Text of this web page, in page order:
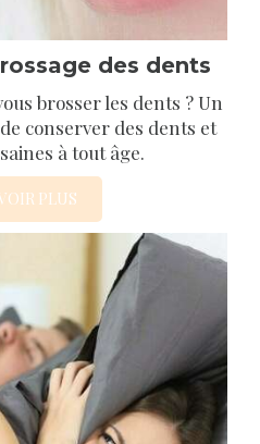
des dents
brosser les dents ? Un
conserver des dents et
à tout âge.
PLUS